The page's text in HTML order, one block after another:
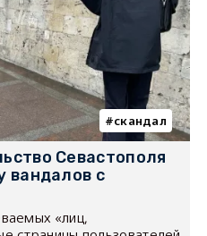
скандал
Севастополя
вандалов с
«лиц,